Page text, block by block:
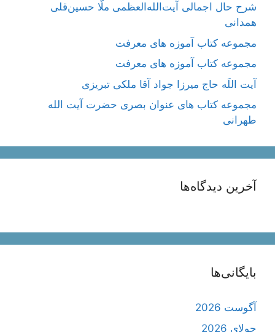
شرح حال اجمالی آیت‌الله‌العظمی ملّا حسین‌قلی
همدانی
مجموعه کتاب آموزه های معرفت
مجموعه کتاب آموزه های معرفت
آیت اللَه حاج میرزا جواد آقا ملکی تبریزی
مجموعه کتاب های عنوان بصری حضرت آیت الله
طهرانی
آخرین دیدگاه‌ها
بایگانی‌ها
آگوست 2026
جولای 2026